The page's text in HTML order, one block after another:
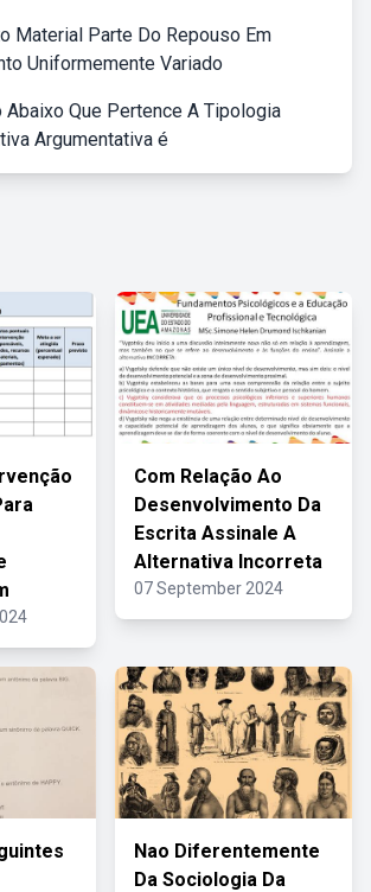
Material Parte Do Repouso Em
Uniformemente Variado
Abaixo Que Pertence A Tipologia
Argumentativa é
Com Relação Ao
Desenvolvimento Da
Escrita Assinale A
Alternativa Incorreta
07 September 2024
Nao Diferentemente
Da Sociologia Da